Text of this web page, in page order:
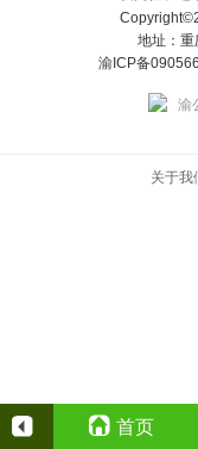
地址：重
渝ICP备
渝
关于我
首页